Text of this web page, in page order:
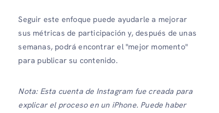
Seguir este enfoque puede ayudarle a mejorar
sus métricas de participación y, después de unas
semanas, podrá encontrar el "mejor momento"
para publicar su contenido.
Nota: Esta cuenta de Instagram fue creada para
explicar el proceso en un iPhone. Puede haber